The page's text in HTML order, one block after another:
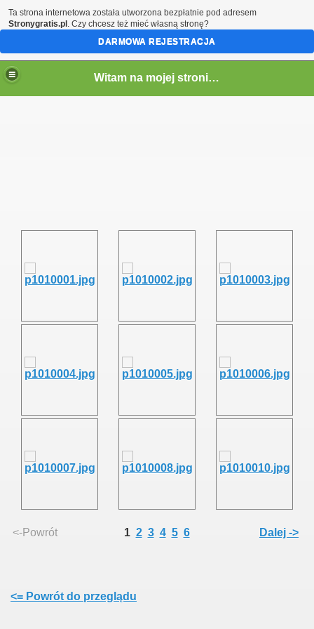
Witam na mojej stronie - Marcin SQ5LTA
<-Powrót 1 2 3 4 5 6 Dalej ->
<= Powrót do przeglądu
Ta strona internetowa została utworzona bezpłatnie pod adresem
Stronygratis.pl . Czy chcesz też mieć własną stronę?
DARMOWA REJESTRACJA